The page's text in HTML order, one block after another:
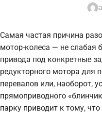
Самая частая причина
мотор-колеса — не слабая
привода под конкретные
редукторного мотора для
перевалов или, наоборот,
прямоприводного
парку приводит к тому,